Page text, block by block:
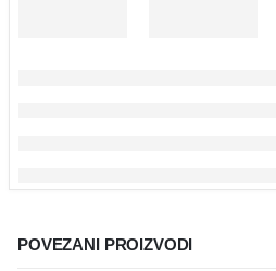
POVEZANI PROIZVODI